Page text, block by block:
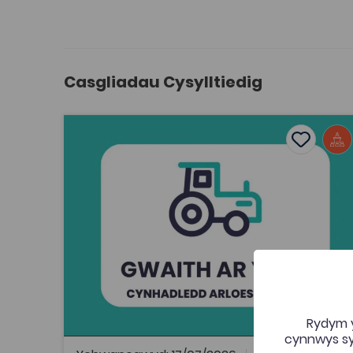
Casgliadau Cysylltiedig
Ynni Adnewyddol - manteision i weithio ar y tir
Add to
Dyddiad cyhoeddi: 2026 Add to
Ynni Adnewyddol - manteision i
Daearyddiaeth
Astudiaethau Busnes
Amgylchedd
Cyflwyniad gan Dr Paula Roberts ar sut mae
ynni adnewyddol fod o fudd i ffermwyr a
chymunedau cefn gwlad Cymru. Mae Paula
yn esbonio manteisio ynni solar, hydro, gwynt,
ac ailgylchu er mwyn arbed arian i fusnesau
cynnwys